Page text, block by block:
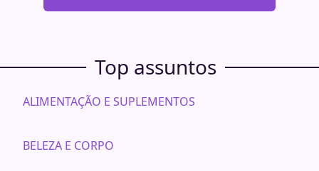
Top assuntos
ALIMENTAÇÃO E SUPLEMENTOS
BELEZA E CORPO